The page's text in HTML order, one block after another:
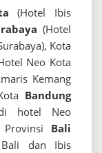
(Hotel Ibis
(Hotel
Kota
Neo Kota
Kemang
Bandung
di hotel Neo
Bali
dan Ibis